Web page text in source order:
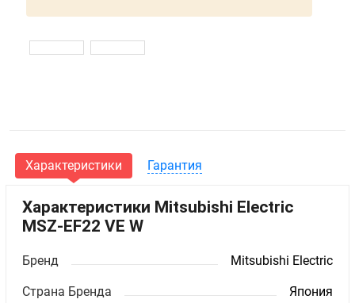
Характеристики Гарантия
Характеристики Mitsubishi Electric
MSZ-EF22 VE W
Бренд Mitsubishi Electric
Страна Бренда Япония